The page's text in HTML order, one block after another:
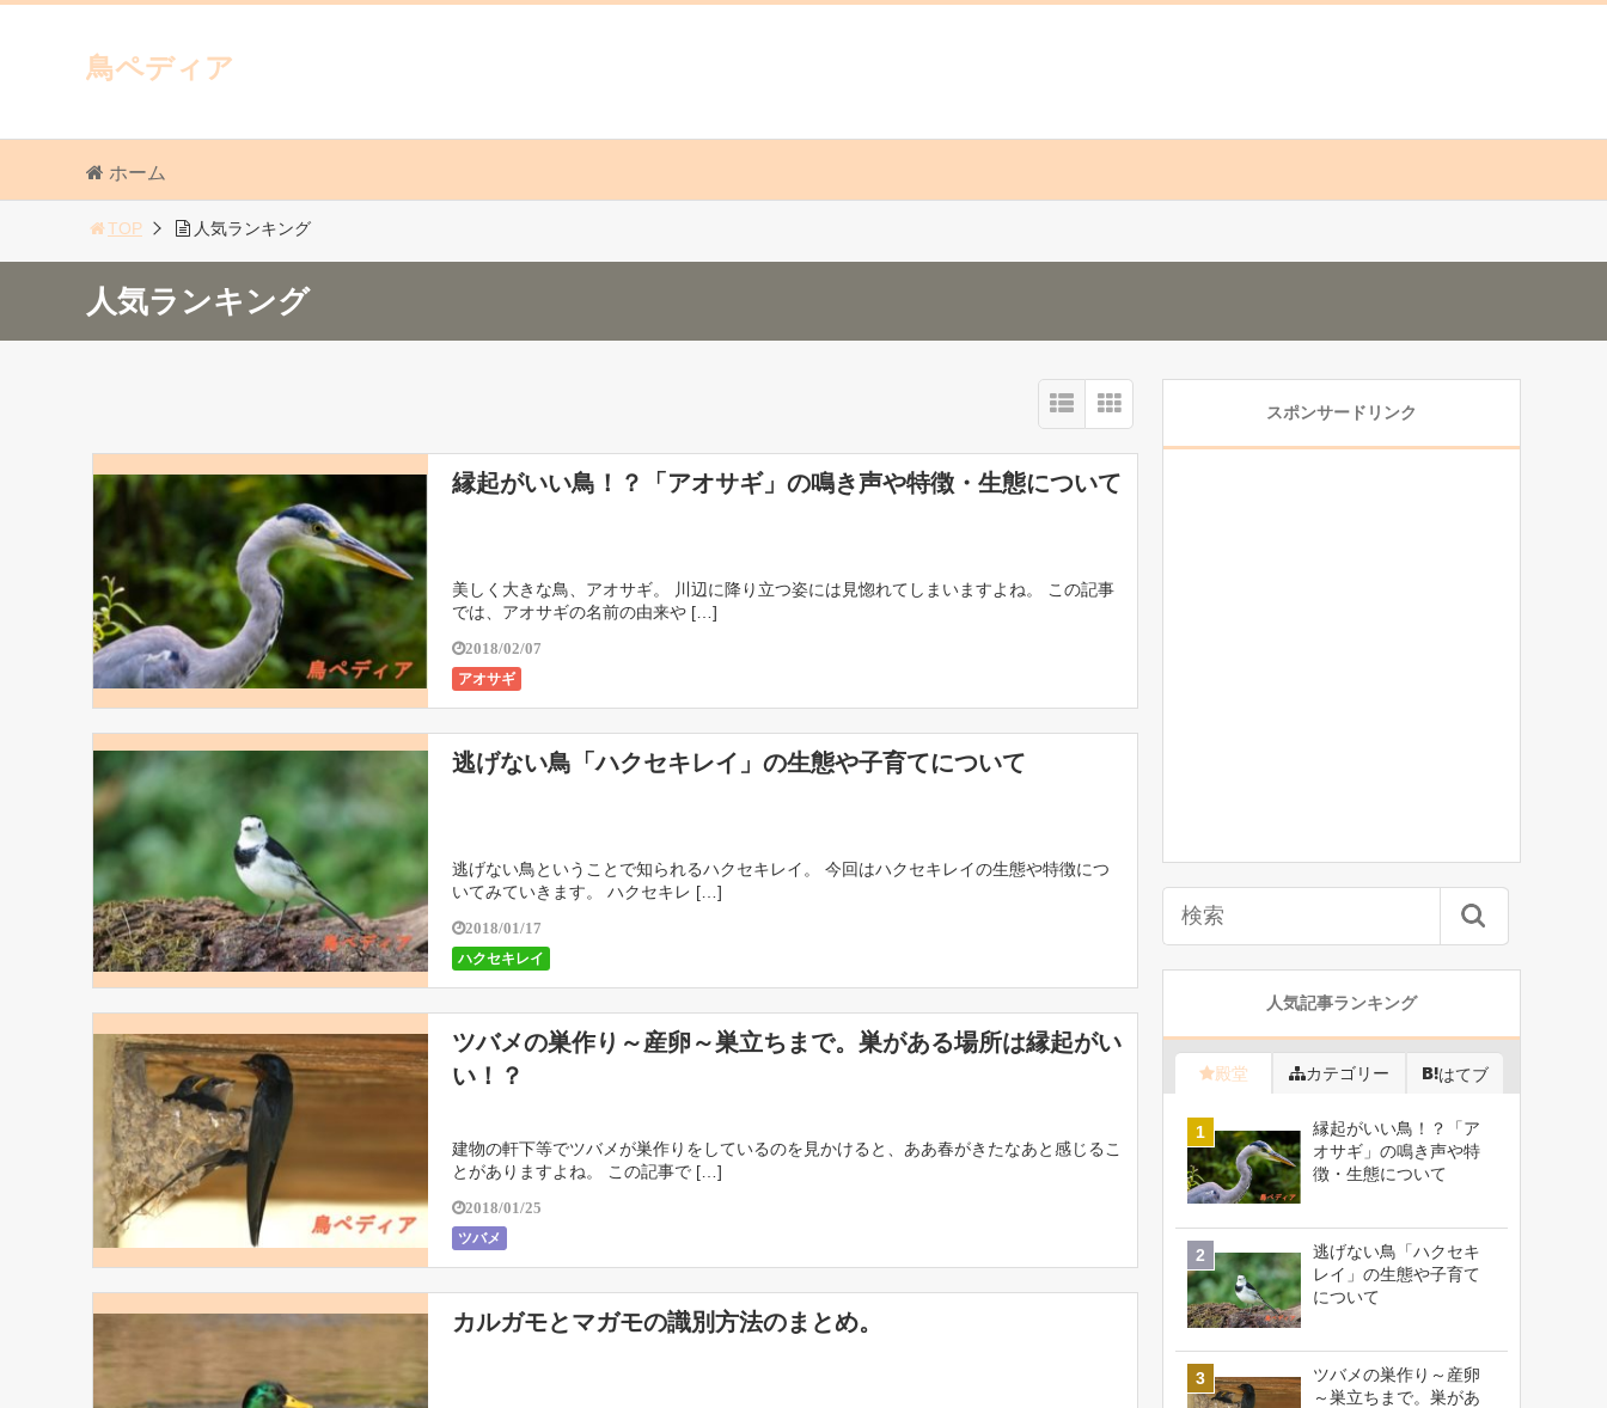
鳥ペディア
ホーム
TOP 人気ランキング
人気ランキング
縁起がいい鳥！？「アオサギ」の鳴き声や特徴・生態について
美しく大きな鳥、アオサギ。 川辺に降り立つ姿には見惚れてしまいますよね。 この記事
では、アオサギの名前の由来や […]
2018/02/07
アオサギ
逃げない鳥「ハクセキレイ」の生態や子育てについて
逃げない鳥ということで知られるハクセキレイ。 今回はハクセキレイの生態や特徴につ
いてみていきます。 ハクセキレ […]
2018/01/17
ハクセキレイ
ツバメの巣作り～産卵～巣立ちまで。巣がある場所は縁起がい
い！？
建物の軒下等でツバメが巣作りをしているのを見かけると、ああ春がきたなあと感じるこ
とがありますよね。 この記事で […]
2018/01/25
ツバメ
カルガモとマガモの識別方法のまとめ。
スポンサードリンク
人気記事ランキング
殿堂 カテゴリー はてブ
縁起がいい鳥！？「ア
オサギ」の鳴き声や特
徴・生態について
逃げない鳥「ハクセキ
レイ」の生態や子育て
について
ツバメの巣作り～産卵
～巣立ちまで。巣があ